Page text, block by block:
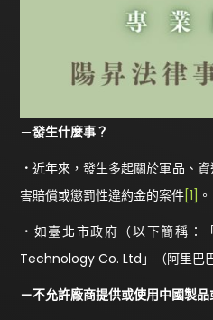
－發生什麼事？
．近年來，發生多起關於軍品、
害賠償或懲罰性違約金的案件[1] 。
． 如臺北市政府（以下簡稱：
Technology Co. Ltd」（阿里巴
－不允許廠商提供或使用中國製